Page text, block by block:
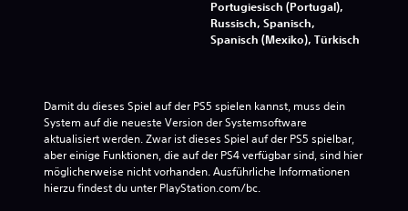
Portugiesisch (Portugal),
Russisch, Spanisch,
Spanisch (Mexiko), Türkisch
Damit du dieses Spiel auf der PS5 spielen kannst, muss dein
System auf die neueste Version der Systemsoftware
aktualisiert werden. Zwar ist dieses Spiel auf der PS5 spielbar,
aber einige Funktionen, die auf der PS4 verfügbar sind, sind hier
möglicherweise nicht vorhanden. Ausführliche Informationen
hierzu findest du unter PlayStation.com/bc.